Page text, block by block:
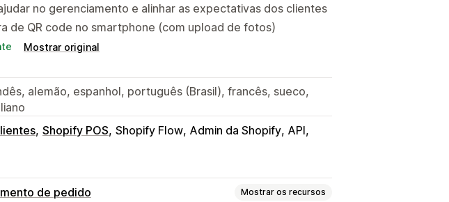
no gerenciamento e alinhar as expectativas dos clientes
de QR code no smartphone (com upload de fotos)
Mostrar original
alemão, espanhol, português (Brasil), francês, sueco,
Shopify POS Shopify Flow Admin da Shopify API
de pedido Mostrar os recursos